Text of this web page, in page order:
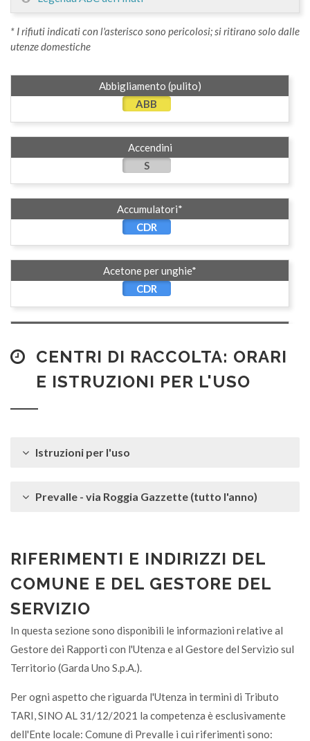
* I rifiuti indicati con l'asterisco sono pericolosi; si ritirano solo dalle
utenze domestiche
Abbigliamento (pulito)
ABB
Accendini
S
Accumulatori*
CDR
Acetone per unghie*
CDR
CDR
Agenda (senza copertina plastificata)
Albero di Natale (sintetico)
Albero di Natale (vivo)
Alimentatori elettrici
CDR
CENTRI DI RACCOLTA: ORARI
E ISTRUZIONI PER L'USO
Istruzioni per l'uso
Prevalle - via Roggia Gazzette (tutto l'anno)
RIFERIMENTI E INDIRIZZI DEL
COMUNE E DEL GESTORE DEL
SERVIZIO
In questa sezione sono disponibili le informazioni relative al
Gestore dei Rapporti con l'Utenza e al Gestore del Servizio sul
Territorio (Garda Uno S.p.A.).
Per ogni aspetto che riguarda l'Utenza in termini di Tributo
TARI, SINO AL 31/12/2021 la competenza è esclusivamente
dell'Ente locale: Comune di Prevalle i cui riferimenti sono: